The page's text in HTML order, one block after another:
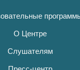
О Центре
Слушателям